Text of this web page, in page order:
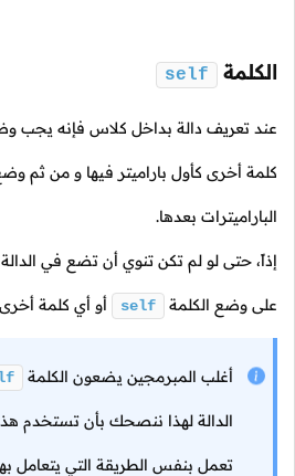
الكلمة self
عند تعريف دالة بداخل كلاس فإنه يجب
كلمة أخرى كأول باراميتر فيها و من ثم
الباراميترات بعدها.
إذاً، حتى لو لم تكن تنوي أن تضع في الدالة
على وضع الكلمة self أو أي كلمة أخرى
أغلب المبرمجين يضعون الكلمة
الدالة لهذا ننصحك بأن تستخدم
تعمل بنفس الطريقة التي يتعامل